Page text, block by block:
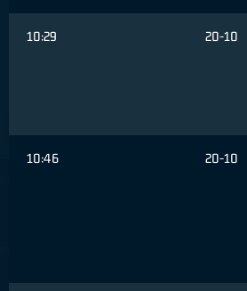
10:29 20-10
10:46 20-10